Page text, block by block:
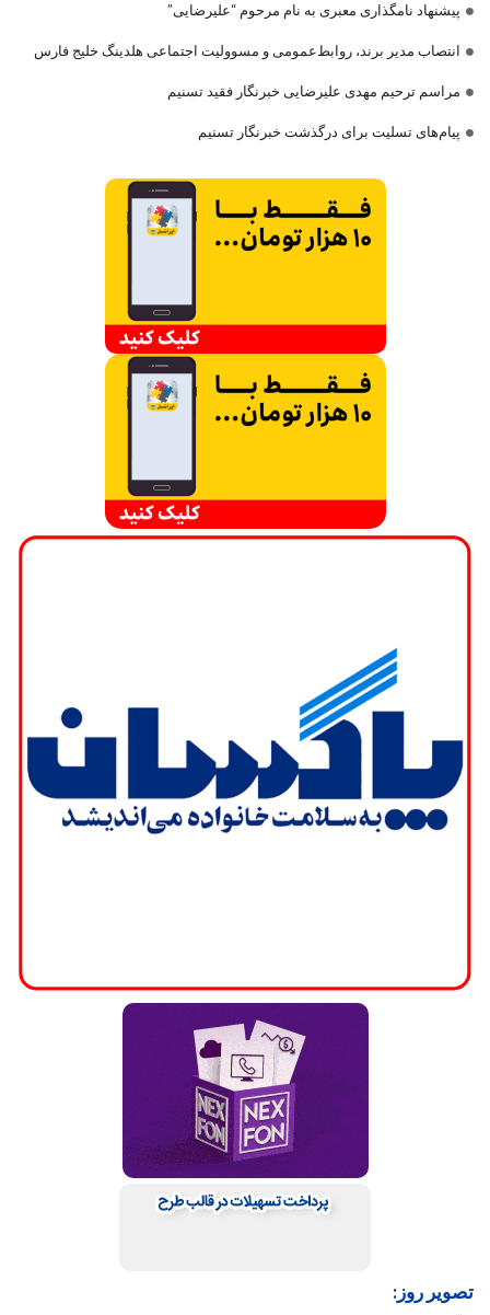
پیشنهاد نامگذاری معبری به نام مرحوم “علیرضایی”
انتصاب مدیر برند، روابط‌عمومی و مسوولیت اجتماعی هلدینگ خلیج فارس
مراسم ترحیم مهدی علیرضایی خبرنگار فقید تسنیم
پیام‌های تسلیت برای درگذشت خبرنگار تسنیم
تصویر روز: